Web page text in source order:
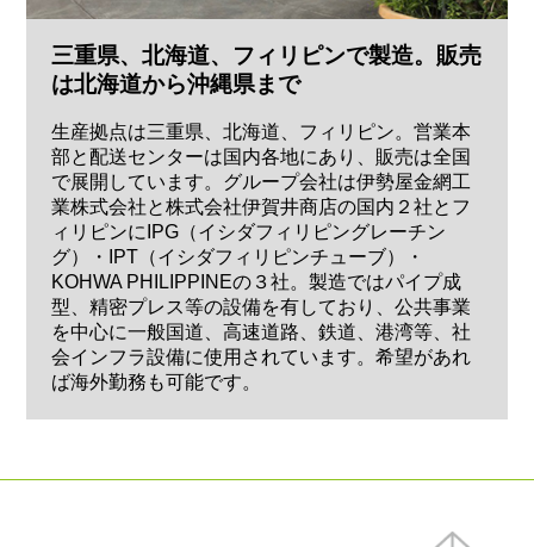
三重県、北海道、フィリピンで製造。販売
は北海道から沖縄県まで
生産拠点は三重県、北海道、フィリピン。営業本
部と配送センターは国内各地にあり、販売は全国
で展開しています。グループ会社は伊勢屋金網工
業株式会社と株式会社伊賀井商店の国内２社とフ
ィリピンにIPG（イシダフィリピングレーチン
グ）・IPT（イシダフィリピンチューブ）・
KOHWA PHILIPPINEの３社。製造ではパイプ成
型、精密プレス等の設備を有しており、公共事業
を中心に一般国道、高速道路、鉄道、港湾等、社
会インフラ設備に使用されています。希望があれ
ば海外勤務も可能です。